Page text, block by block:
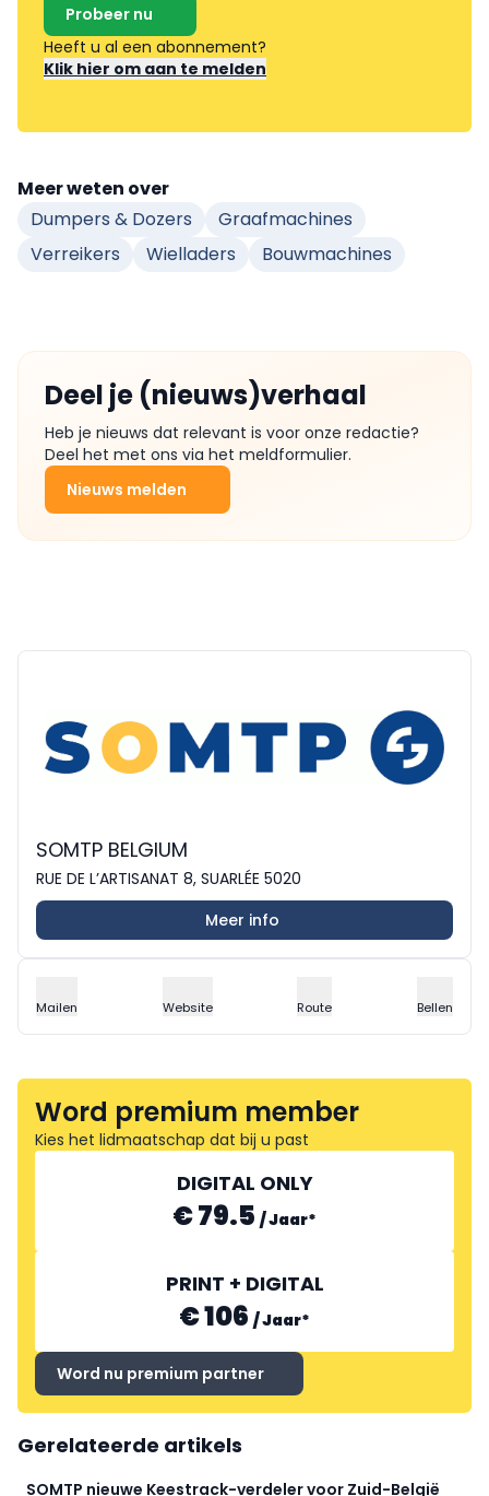
Probeer nu
Heeft u al een abonnement?
Klik hier om aan te melden
Meer weten over
Dumpers & Dozers
Graafmachines
Verreikers
Wielladers Bouwmachines
Deel je (nieuws)verhaal
Heb je nieuws dat relevant is voor onze redactie?
Deel het met ons via het meldformulier.
Nieuws melden
SOMTP BELGIUM
RUE DE L’ARTISANAT 8, SUARLÉE 5020
Meer info
Mailen Website Route Bellen
Word premium member
Kies het lidmaatschap dat bij u past
DIGITAL ONLY
€ 79.5 /Jaar*
PRINT + DIGITAL
€ 106 /Jaar*
Word nu premium partner
Gerelateerde artikels
SOMTP nieuwe Keestrack-verdeler voor Zuid-België